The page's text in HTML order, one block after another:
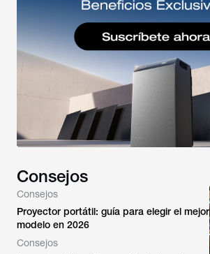
Consejos
Consejos
Proyector portátil: guía para elegir el mejor
modelo en 2026
Consejos